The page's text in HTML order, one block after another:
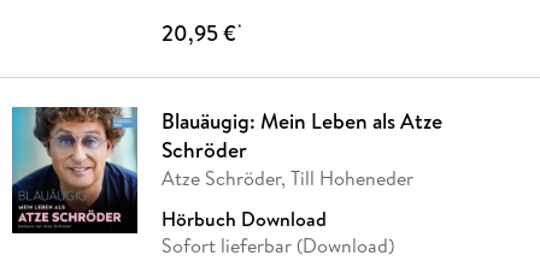
20,95 €*
Blauäugig: Mein Leben als Atze
Schröder
Atze Schröder, Till Hoheneder
Hörbuch Download
Sofort lieferbar (Download)